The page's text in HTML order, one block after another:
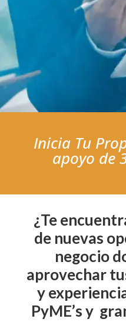
Inicia Tu
apoyo de
¿Te
de nuevas
negocio
aprovechar
y
PyME’s y